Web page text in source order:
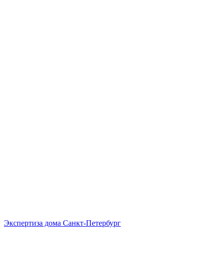
Экспертиза дома Санкт-Петербург